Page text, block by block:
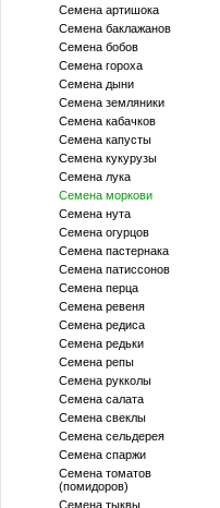
Семена артишока
Семена баклажанов
Семена бобов
Семена гороха
Семена дыни
Семена земляники
Семена кабачков
Семена капусты
Семена кукурузы
Семена лука
Семена моркови
Семена нута
Семена огурцов
Семена пастернака
Семена патиссонов
Семена перца
Семена ревеня
Семена редиса
Семена редьки
Семена репы
Семена рукколы
Семена салата
Семена свеклы
Семена сельдерея
Семена спаржи
Семена томатов
(помидоров)
Семена тыквы